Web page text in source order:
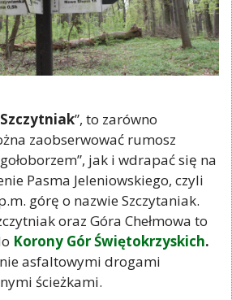
”, to zarówno
zaobserwować rumosz
jak i wdrapać się na
Pasma Jeleniowskiego, czyli
górę o nazwie Szczytaniak.
oraz Góra Chełmowa to
Korony Gór Świętokrzyskich.
asfaltowymi drogami
ścieżkami.